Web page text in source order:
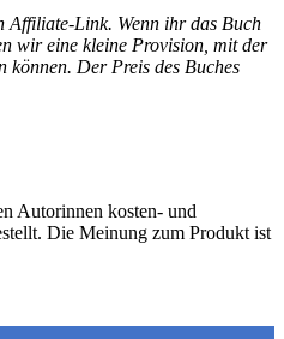
Affiliate-Link. Wenn ihr das Buch
wir eine kleine Provision, mit der
können. Der Preis des Buches
Autorinnen kosten- und
Die Meinung zum Produkt ist